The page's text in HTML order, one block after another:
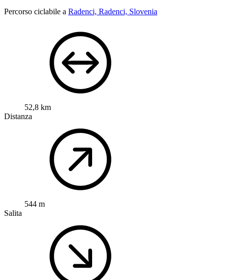
Percorso ciclabile a Radenci, Radenci, Slovenia
52,8 km
Distanza
544 m
Salita